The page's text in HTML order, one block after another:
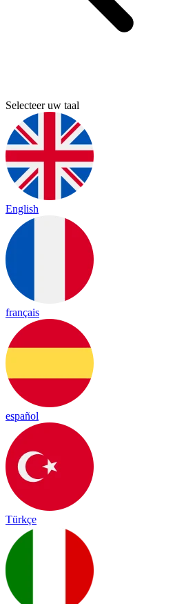
Selecteer uw taal
English
français
español
Türkçe